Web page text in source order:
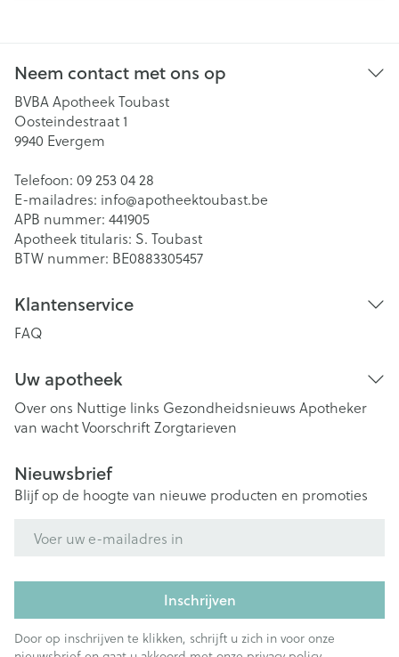
Neem contact met ons op
BVBA Apotheek Toubast
Oosteindestraat 1
9940 Evergem
Telefoon: 09 253 04 28
E-mailadres: info@apotheektoubast.be
APB nummer: 441905
Apotheek titularis: S. Toubast
BTW nummer: BE0883305457
Klantenservice
FAQ
Uw apotheek
Over ons Nuttige links Gezondheidsnieuws Apotheker
van wachtVoorschriftZorgtarieven
Nieuwsbrief
Blijf op de hoogte van nieuwe producten en promoties
Inschrijven
Door op inschrijven te klikken, schrijft u zich in voor onze